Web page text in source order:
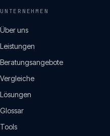
UNTERNEHMEN
Über uns
Leistungen
Beratungsangebote
Vergleiche
Lösungen
Glossar
Tools